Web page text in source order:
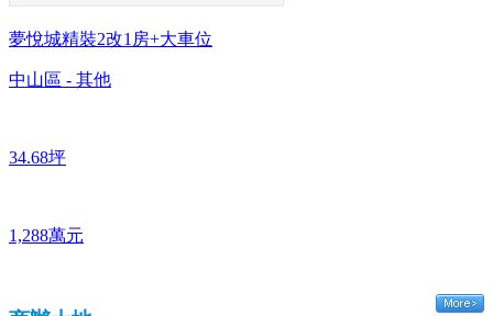
夢悅城精裝2改1房+大車位
中山區 - 其他
34.68坪
1,288萬元